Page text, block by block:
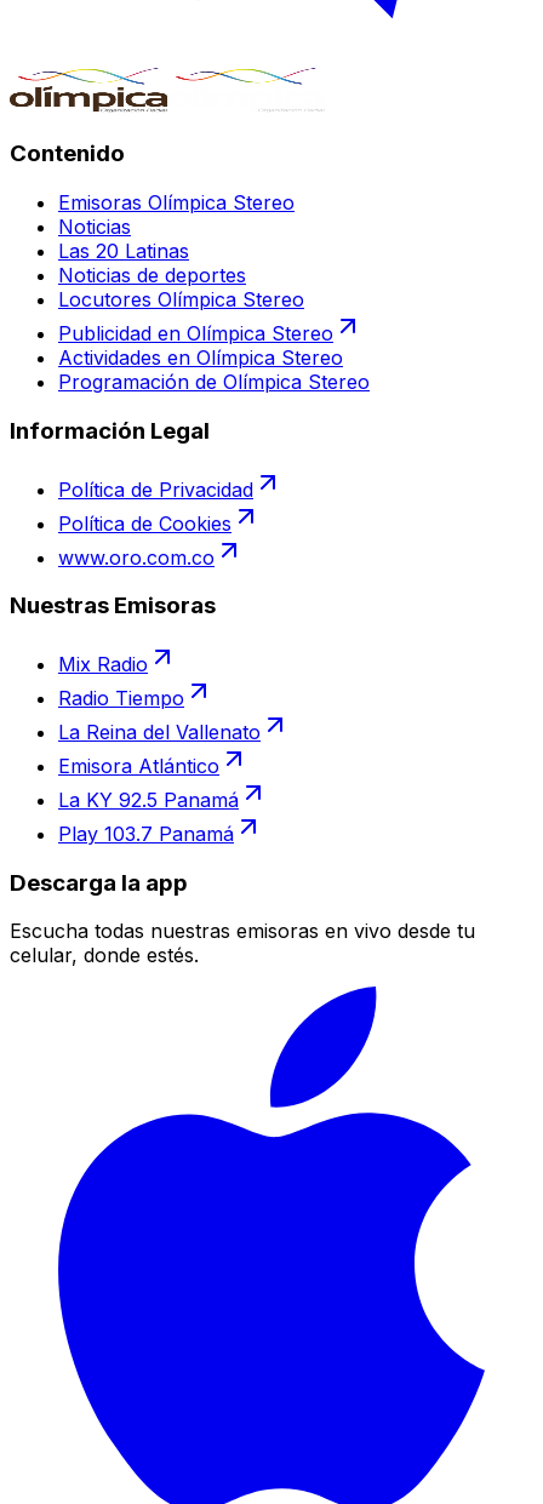
Contenido
Emisoras Olímpica Stereo
Noticias
Las 20 Latinas
Noticias de deportes
Locutores Olímpica Stereo
Publicidad en Olímpica Stereo
Actividades en Olímpica Stereo
Programación de Olímpica Stereo
Información Legal
Política de Privacidad
Política de Cookies
www.oro.com.co
Nuestras Emisoras
Mix Radio
Radio Tiempo
La Reina del Vallenato
Emisora Atlántico
La KY 92.5 Panamá
Play 103.7 Panamá
Descarga la app
Escucha todas nuestras emisoras en vivo desde tu
celular, donde estés.